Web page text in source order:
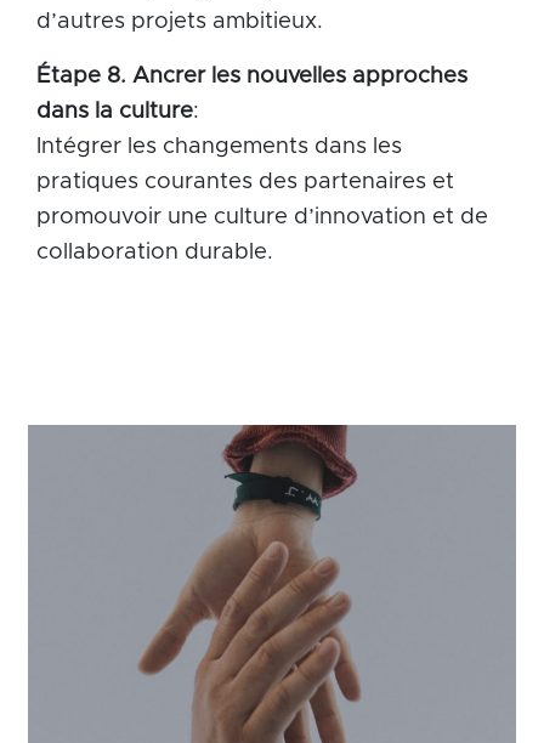
d’autres projets ambitieux.
Étape 8. Ancrer les nouvelles approches
dans la culture:
Intégrer les changements dans les
pratiques courantes des partenaires et
promouvoir une culture d’innovation et de
collaboration durable.
Hub Contrat social 4.0
La banque du temps et des